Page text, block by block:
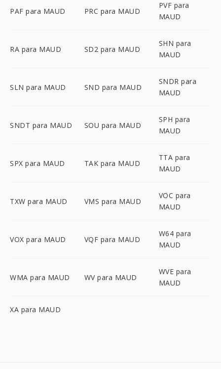
PAF para MAUD PRC para MAUD
PVF para
MAUD
RA para MAUD SD2 para MAUD
SHN para
MAUD
SLN para MAUD SND para MAUD
SNDR para
MAUD
SNDT para MAUD SOU para MAUD
SPH para
MAUD
SPX para MAUD TAK para MAUD
TTA para
MAUD
TXW para MAUD VMS para MAUD
VOC para
MAUD
VOX para MAUD VQF para MAUD
W64 para
MAUD
WMA para MAUD WV para MAUD
WVE para
MAUD
XA para MAUD